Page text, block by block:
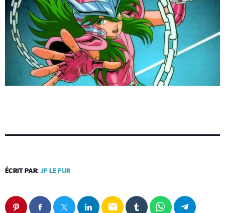
ÉCRIT PAR: JF LE FUR
email